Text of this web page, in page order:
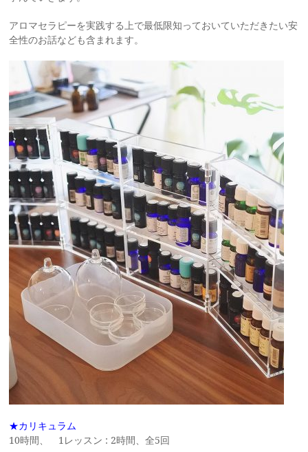
アロマセラピーを実践する上で最低限知っておいていただきたい安
全性のお話なども含まれます。
★カリキュラム
10時間、 1レッスン : 2時間、全5回